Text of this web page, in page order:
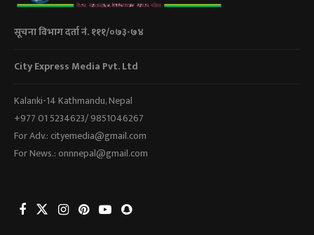
सूचना विभाग दर्ता नं. १११/०७३-७४
City Express Media Pvt. Ltd
Kalanki-14 Kathmandu, Nepal
+977 01 5234623/ 9851046267
For Adv.: cityemedia@gmail.com
For News.: onnnepal@gmail.com